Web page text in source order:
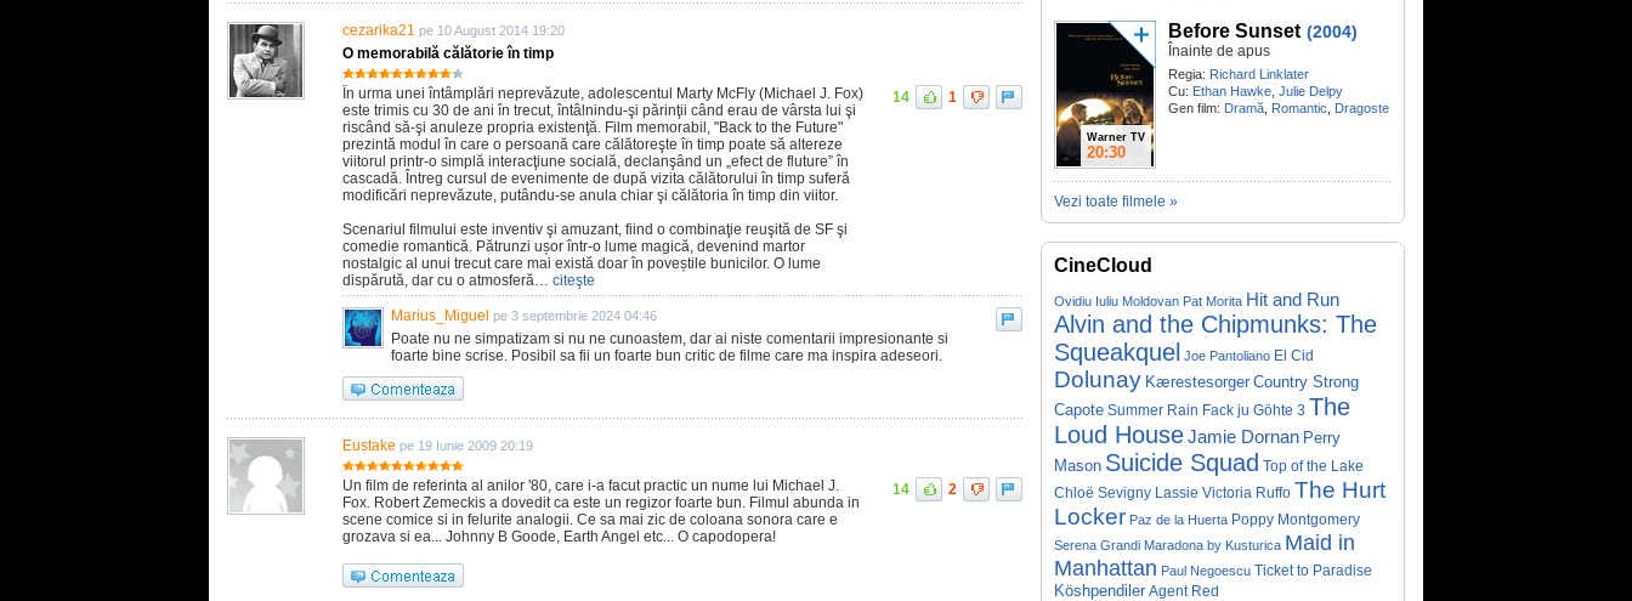
cezarika21 pe 10 August 2014 19:20
O memorabilă călătorie în timp
În urma unei întâmplări neprevăzute, adolescentul Marty McFly (Michael J. Fox)
este trimis cu 30 de ani în trecut, întâlnindu-şi părinţii când erau de vârsta lui şi
riscând să-şi anuleze propria existenţă. Film memorabil, "Back to the Future"
prezintă modul în care o persoană care călătoreşte în timp poate să altereze
viitorul printr-o simplă interacţiune socială, declanşând un „efect de fluture” în
cascadă. Întreg cursul de evenimente de după vizita călătorului în timp suferă
modificări neprevăzute, putându-se anula chiar şi călătoria în timp din viitor.
Scenariul filmului este inventiv şi amuzant, fiind o combinaţie reuşită de SF şi
comedie romantică. Pătrunzi ușor într-o lume magică, devenind martor
nostalgic al unui trecut care mai există doar în poveștile bunicilor. O lume
dispărută, dar cu o atmosferă… citeşte
14 1
Marius_Miguel pe 3 septembrie 2024 04:46
Poate nu ne simpatizam si nu ne cunoastem, dar ai niste comentarii impresionante si
foarte bine scrise. Posibil sa fii un foarte bun critic de filme care ma inspira adeseori.
Eustake pe 19 Iunie 2009 20:19
Un film de referinta al anilor '80, care i-a facut practic un nume lui Michael J.
Fox. Robert Zemeckis a dovedit ca este un regizor foarte bun. Filmul abunda in
scene comice si in felurite analogii. Ce sa mai zic de coloana sonora care e
grozava si ea... Johnny B Goode, Earth Angel etc... O capodopera!
14 2
Warner TV
20:30
Before Sunset (2004)
Înainte de apus
Regia: Richard Linklater
Cu: Ethan Hawke Julie Delpy
Gen film: Dramă Romantic Dragoste
Vezi toate filmele »
CineCloud
Ovidiu Iuliu Moldovan Pat Morita Hit and Run
Alvin and the Chipmunks: The
Squeakquel Joe Pantoliano El Cid
Dolunay Kærestesorger Country Strong
Capote Summer Rain Fack ju Göhte 3 The
Loud HouseJamie Dornan Perry
Mason Suicide Squad Top of the Lake
Chloë Sevigny
Lassie Victoria Ruffo The Hurt
Locker Paz de la Huerta Poppy Montgomery
Serena Grandi Maradona by Kusturica Maid in
Manhattan Paul Negoescu Ticket to Paradise
Köshpendiler Agent Red